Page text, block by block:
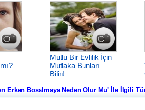
Mutlu Bir Evlilik İçin
Mutlaka Bunları
Bilin!
Erken Bosalmaya Neden Olur Mu' İle İlgili